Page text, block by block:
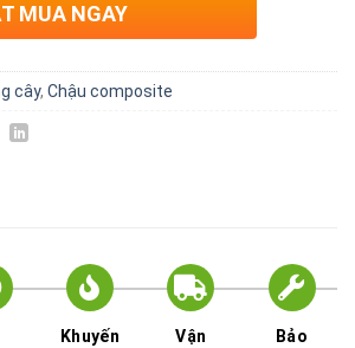
MUA NGAY
cây, Chậu composite
Khuyến
Vận
Bảo